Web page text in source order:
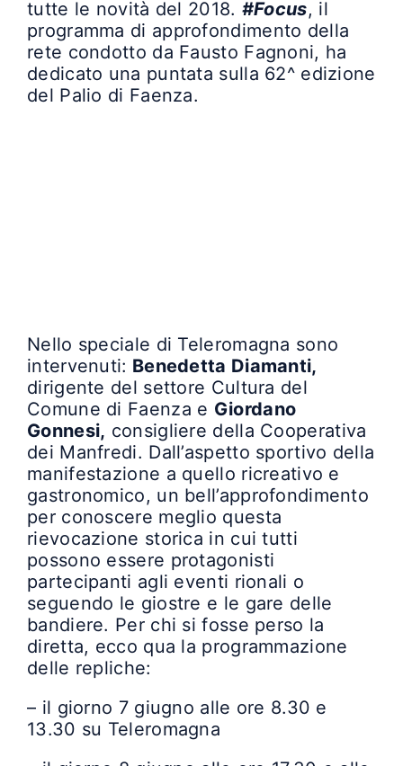
tutte le novità del 2018. #Focus, il
programma di approfondimento della
rete condotto da Fausto Fagnoni, ha
dedicato una puntata sulla 62^ edizione
del Palio di Faenza.
Nello speciale di Teleromagna sono
intervenuti: Benedetta Diamanti,
dirigente del settore Cultura del
Comune di Faenza e Giordano
Gonnesi, consigliere della Cooperativa
dei Manfredi. Dall’aspetto sportivo della
manifestazione a quello ricreativo e
gastronomico, un bell’approfondimento
per conoscere meglio questa
rievocazione storica in cui tutti
possono essere protagonisti
partecipanti agli eventi rionali o
seguendo le giostre e le gare delle
bandiere. Per chi si fosse perso la
diretta, ecco qua la programmazione
delle repliche:
– il giorno 7 giugno alle ore 8.30 e
13.30 su Teleromagna